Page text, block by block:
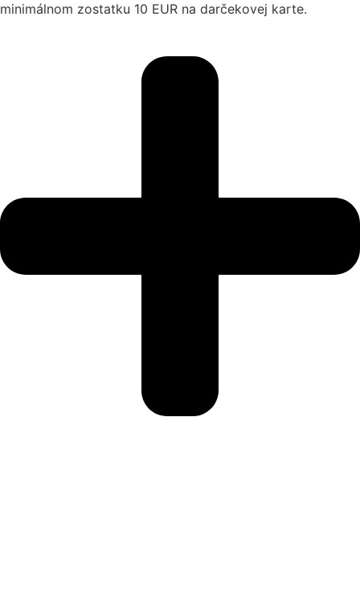
minimálnom zostatku 10 EUR na darčekovej karte.